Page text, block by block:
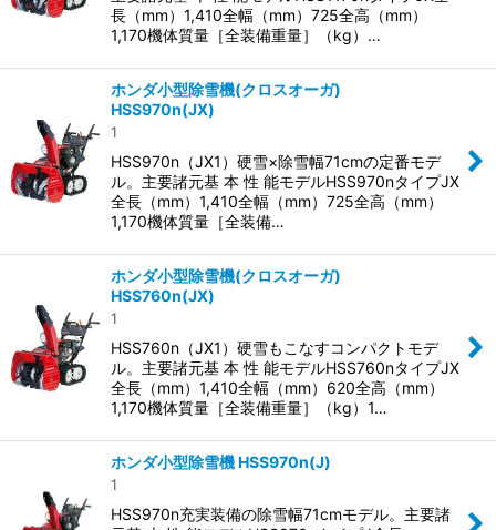
長（mm）1,410全幅（mm）725全高（mm）
1,170機体質量［全装備重量］（kg）…
ホンダ小型除雪機(クロスオーガ)
HSS970n(JX)
1
HSS970n（JX1）硬雪×除雪幅71cmの定番モデ
ル。主要諸元基 本 性 能モデルHSS970nタイプJX
全長（mm）1,410全幅（mm）725全高（mm）
1,170機体質量［全装備…
ホンダ小型除雪機(クロスオーガ)
HSS760n(JX)
1
HSS760n（JX1）硬雪もこなすコンパクトモデ
ル。主要諸元基 本 性 能モデルHSS760nタイプJX
全長（mm）1,410全幅（mm）620全高（mm）
1,170機体質量［全装備重量］（kg）1…
ホンダ小型除雪機 HSS970n(J)
1
HSS970n充実装備の除雪幅71cmモデル。主要諸